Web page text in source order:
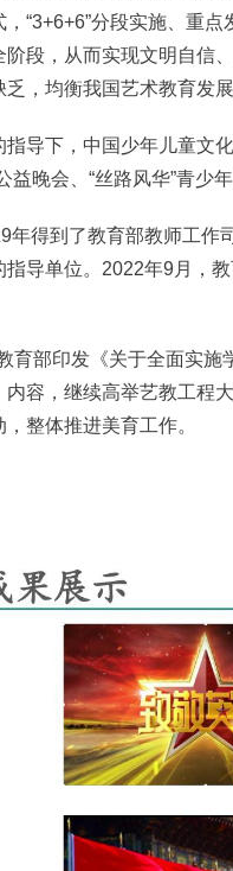
“3+6+6”分段实施、重
阶段，从而实现文明自信
乏，均衡我国艺术教育发
导下，中国少年儿童文
益晚会、“丝路风华”青少
年得到了教育部教师工作
指导单位。2022年9月，
育部印发《关于全面实施
内容，继续高举艺教工程
整体推进美育工作。